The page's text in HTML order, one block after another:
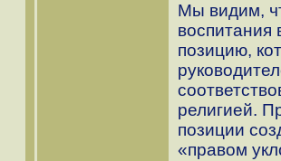
Мы видим,
позицию,
религией.
позиции
«правом